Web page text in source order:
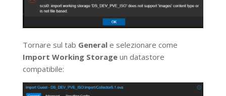
Tornare sul tab Generale selezionare come
Import Working Storageun datastore
compatibile: